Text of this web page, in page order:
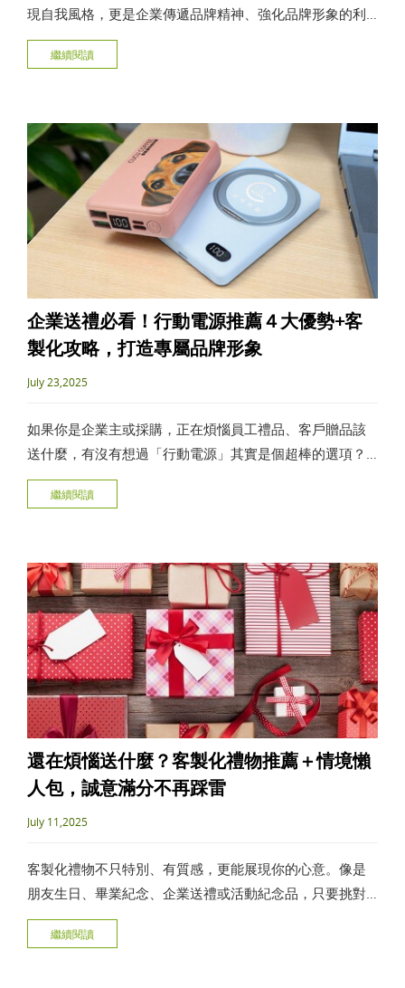
現自我風格，更是企業傳遞品牌精神、強化品牌形象的利
器。本文將帶你了解客製化商品的特色、熱門類型，以及
如何輕鬆打造專屬於個人或企業的訂製單品。
繼續閱讀
企業送禮必看！行動電源推薦４大優勢+客
製化攻略，打造專屬品牌形象
July 23,2025
如果你是企業主或採購，正在煩惱員工禮品、客戶贈品該
送什麼，有沒有想過「行動電源」其實是個超棒的選項？
這篇文章要帶了解行動電源怎麼選、有哪些行動電源推
薦、值不值得客製化，讓你一次掌握行動電源選購眉角，
繼續閱讀
還在煩惱送什麼？客製化禮物推薦＋情境懶
人包，誠意滿分不再踩雷
July 11,2025
客製化禮物不只特別、有質感，更能展現你的心意。像是
朋友生日、畢業紀念、企業送禮或活動紀念品，只要挑對
品項、找對廠商，就能送到心坎裡。本文整理3大常見送禮
情境，搭配實用選購技巧和人氣產品推薦，讓每一份禮物
繼續閱讀